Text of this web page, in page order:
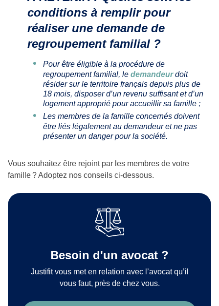
conditions à remplir pour
réaliser une demande de
regroupement familial ?
Pour être éligible à la procédure de
regroupement familial, le demandeurdoit
résider sur le territoire français depuis plus de
18 mois, disposer d’un revenu suffisant et d’un
logement approprié pour accueillir sa famille ;
Les membres de la famille concernés doivent
être liés légalement au demandeur et ne pas
présenter un danger pour la société.
Vous souhaitez être rejoint par les membres de votre
famille ? Adoptez nos conseils ci-dessous.
Besoin d'un avocat ?
Justifit vous met en relation avec l’avocat qu’il
vous faut, près de chez vous.